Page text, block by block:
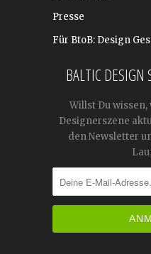
Presse
Für BtoB: Design
BALTIC DESIGN
Willst Du
Designerszene
den Newsletter